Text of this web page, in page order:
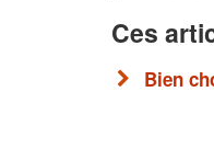
Ces
Bien